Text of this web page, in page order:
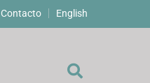
Contacto English